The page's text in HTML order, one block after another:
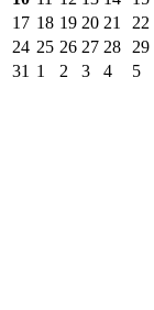
17 18 19 20 21 22
24 25 26 27 28 29
31 1 2 3 4 5